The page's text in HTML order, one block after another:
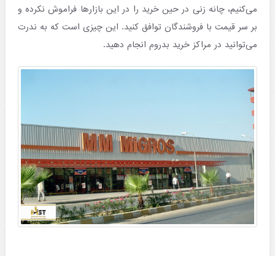
می‌کنیم، چانه زنی در حین خرید را در این بازارها فراموش نکرده و
بر سر قیمت با فروشندگان توافق کنید. این چیزی است که به ندرت
می‌توانید در مراکز خرید بدروم انجام دهید.